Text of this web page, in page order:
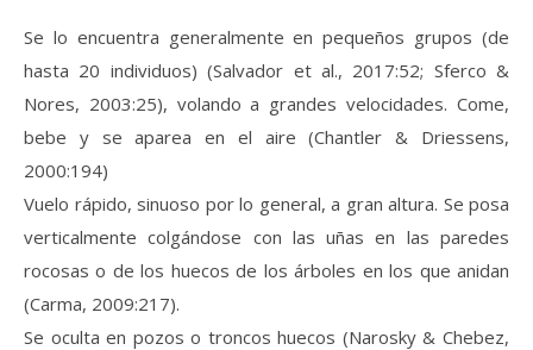
Se lo encuentra generalmente en pequeños grupos (de
hasta 20 individuos) (Salvador et al., 2017:52; Sferco &
Nores, 2003:25), volando a grandes velocidades. Come,
bebe y se aparea en el aire (Chantler & Driessens,
2000:194)
Vuelo rápido, sinuoso por lo general, a gran altura. Se posa
verticalmente colgándose con las uñas en las paredes
rocosas o de los huecos de los árboles en los que anidan
(Carma, 2009:217).
Se oculta en pozos o troncos huecos (Narosky & Chebez,